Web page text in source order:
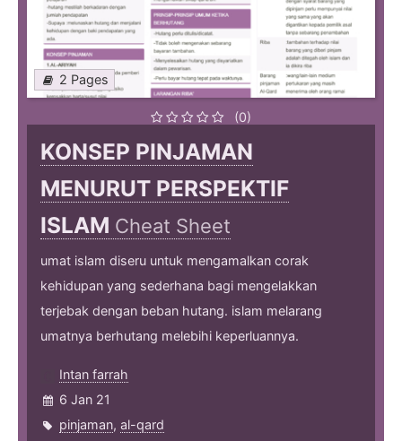
2 Pages
(0)
KONSEP PINJAMAN
MENURUT PERSPEKTIF
ISLAM Cheat Sheet
umat islam diseru untuk mengamalkan corak
kehidupan yang sederhana bagi mengelakkan
terjebak dengan beban hutang. islam melarang
umatnya berhutang melebihi keperluannya.
Intan farrah
6 Jan 21
pinjaman, al-qard